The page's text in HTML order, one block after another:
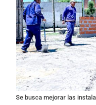
Se busca mejorar las